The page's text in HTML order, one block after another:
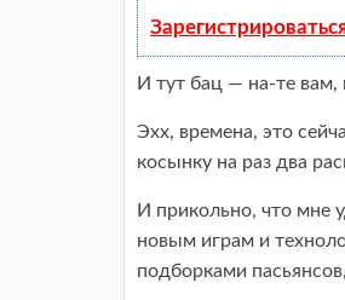
И тут бац — на-те
Эхх, времена, это
косынку на раз два
И прикольно, что мне
новым играм и
подборками